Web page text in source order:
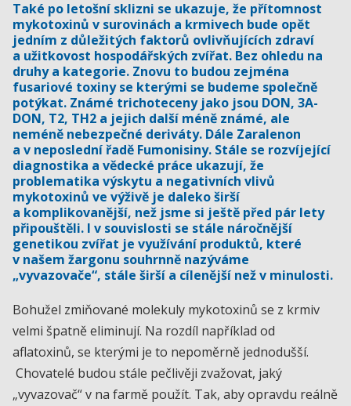
Také po letošní sklizni se ukazuje, že přítomnost
mykotoxinů v surovinách a krmivech bude opět
jedním z důležitých faktorů ovlivňujících zdraví
a užitkovost hospodářských zvířat. Bez ohledu na
druhy a kategorie. Znovu to budou zejména
fusariové toxiny se kterými se budeme společně
potýkat. Známé trichoteceny jako jsou DON, 3A-
DON, T2, TH2 a jejich další méně známé, ale
neméně nebezpečné deriváty. Dále Zaralenon
a v neposlední řadě Fumonisiny. Stále se rozvíjející
diagnostika a vědecké práce ukazují, že
problematika výskytu a negativních vlivů
mykotoxinů ve výživě je daleko širší
a komplikovanější, než jsme si ještě před pár lety
připouštěli. I v souvislosti se stále náročnější
genetikou zvířat je využívání produktů, které
v našem žargonu souhrnně nazýváme
„vyvazovače“, stále širší a cílenější než v minulosti.
Bohužel zmiňované molekuly mykotoxinů se z krmiv
velmi špatně eliminují. Na rozdíl například od
aflatoxinů, se kterými je to nepoměrně jednodušší.
Chovatelé budou stále pečlivěji zvažovat, jaký
„vyvazovač“ v na farmě použít. Tak, aby opravdu reálně